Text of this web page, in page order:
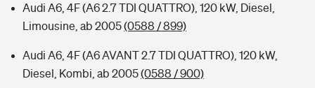
Audi A6, 4F (A6 2.7 TDI QUATTRO), 120 kW, Diesel,
Limousine, ab 2005(0588 / 899)
Audi A6, 4F (A6 AVANT 2.7 TDI QUATTRO), 120 kW,
Diesel, Kombi, ab 2005(0588 / 900)